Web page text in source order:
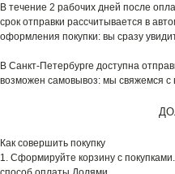
В течение 2 рабочих дней после
срок отправки рассчитывается в
оформления покупки: вы сразу
В Санкт-Петербурге доступна
возможен самовывоз: мы свяжемся с
Как совершить покупку
1. Сформируйте корзину с